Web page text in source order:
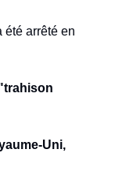
été arrêté en
Uni,